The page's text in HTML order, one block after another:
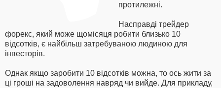
протилежні.
Насправді трейдер
форекс, який може щомісяця робити близько 10
відсотків, є найбільш затребуваною людиною для
інвесторів.
Однак якщо заробити 10 відсотків можна, то ось жити за
ці гроші на задоволення навряд чи вийде. Для прикладу,